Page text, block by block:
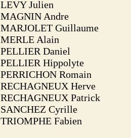
LEVY Julien
MAGNIN Andre
MARJOLET Guillaume
MERLE Alain
PELLIER Daniel
PELLIER Hippolyte
PERRICHON Romain
RECHAGNEUX Herve
RECHAGNEUX Patrick
SANCHEZ Cyrille
TRIOMPHE Fabien